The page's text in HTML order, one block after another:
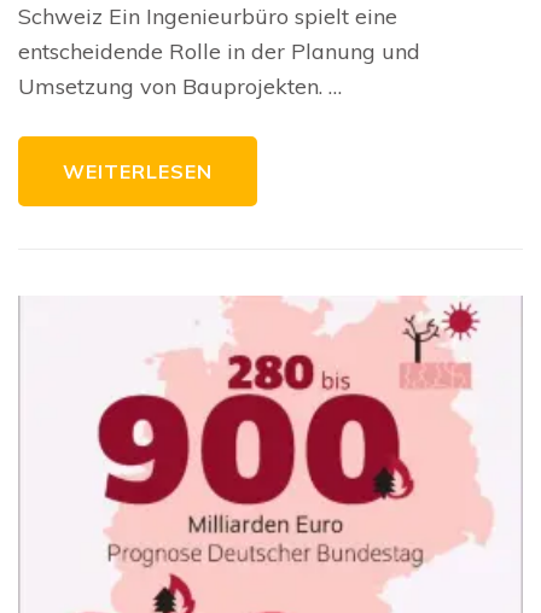
Schweiz Ein Ingenieurbüro spielt eine
entscheidende Rolle in der Planung und
Umsetzung von Bauprojekten. …
WEITERLESEN